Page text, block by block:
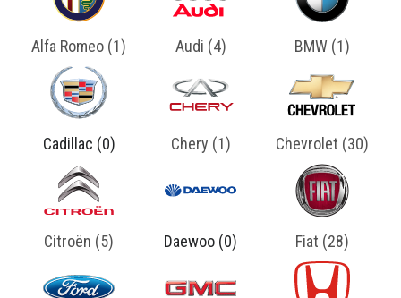
Alfa Romeo (1) Audi (4) BMW (1)
Cadillac (0) Chery (1) Chevrolet (30)
Citroën (5) Daewoo (0) Fiat (28)